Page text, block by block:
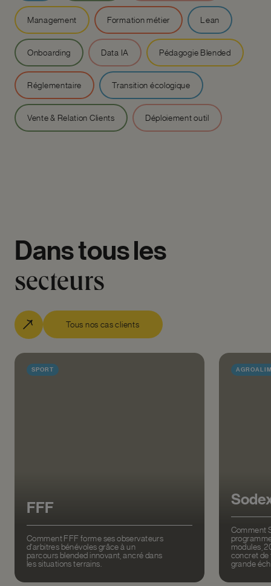
Management Formation métier Lean
Onboarding Data IA Pédagogie Blended
Réglementaire Transition écologique
Vente & Relation Clients Déploiement outil
Danstousles
secteurs
Tous nos cas clients
SPORT
FFF
Comment FFF forme ses observateurs
d'arbitres bénévoles grâce à un
parcours blended innovant, ancré dans
les situations terrains.
Comment
modules,
concret de
grande